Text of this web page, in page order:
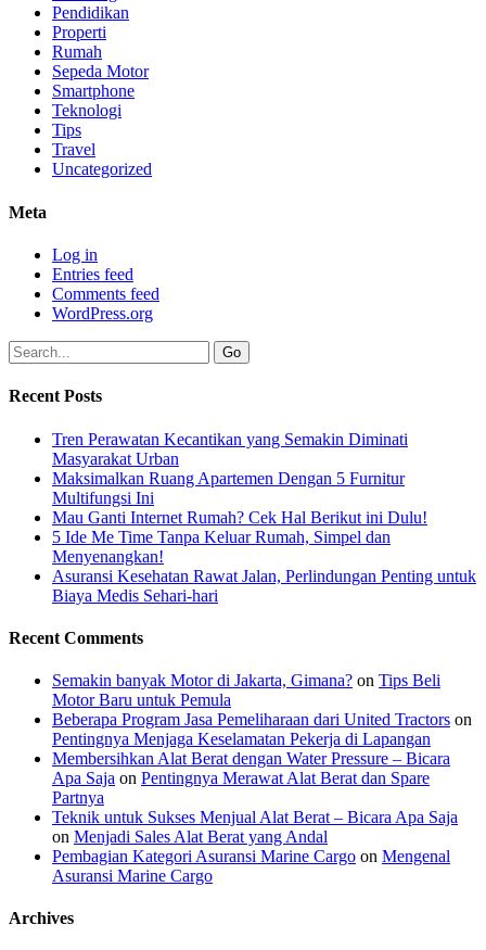
Pendidikan
Properti
Rumah
Sepeda Motor
Smartphone
Teknologi
Tips
Travel
Uncategorized
Meta
Log in
Entries feed
Comments feed
WordPress.org
Recent Posts
Tren Perawatan Kecantikan yang Semakin Diminati
Masyarakat Urban
Maksimalkan Ruang Apartemen Dengan 5 Furnitur
Multifungsi Ini
Mau Ganti Internet Rumah? Cek Hal Berikut ini Dulu!
5 Ide Me Time Tanpa Keluar Rumah, Simpel dan
Menyenangkan!
Asuransi Kesehatan Rawat Jalan, Perlindungan Penting untuk
Biaya Medis Sehari-hari
Recent Comments
Semakin banyak Motor di Jakarta, Gimana? on Tips Beli
Motor Baru untuk Pemula
Beberapa Program Jasa Pemeliharaan dari United Tractors on
Pentingnya Menjaga Keselamatan Pekerja di Lapangan
Membersihkan Alat Berat dengan Water Pressure – Bicara
Apa Saja on Pentingnya Merawat Alat Berat dan Spare
Partnya
Teknik untuk Sukses Menjual Alat Berat – Bicara Apa Saja
on Menjadi Sales Alat Berat yang Andal
Pembagian Kategori Asuransi Marine Cargo on Mengenal
Asuransi Marine Cargo
Archives